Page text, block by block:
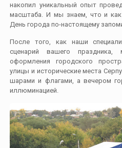
накопил уникальный опыт
масштаба. И мы знаем, что и
День города по-настоящему
После того, как наши
сценарий вашего
оформления городского
улицы и исторические места
шарами и флагами, а вечером
иллюминацией.